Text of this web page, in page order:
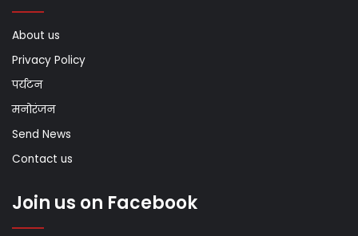
About us
Privacy Policy
पर्यटन
मनोरंजन
Send News
Contact us
Join us on Facebook